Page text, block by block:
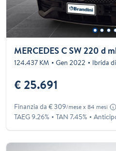
MERCEDES C SW 220 d
124.437 KM Gen 2022 Ibrida
€ 25.691
Finanzia da € 309/mese x 84 mesi
TAEG 9.26% TAN 7.45%